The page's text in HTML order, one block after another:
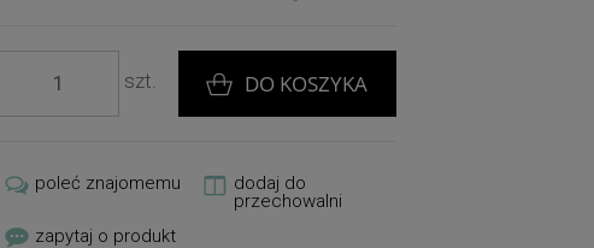
szt. DO KOSZYKA
poleć znajomemu
dodaj do
przechowalni
zapytaj o produkt